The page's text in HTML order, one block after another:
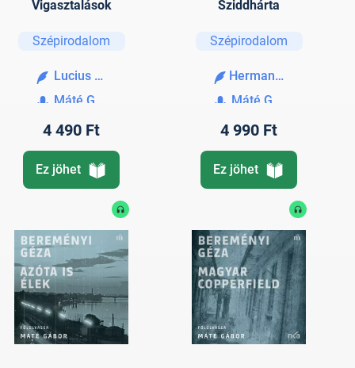
Vigasztalások
Szépirodalom
Lucius Annaeus Seneca
Máté Gábor
4 490 Ft
Ez jöhet
Sziddhárta
Szépirodalom
Hermann Hesse
Máté Gábor
4 990 Ft
Ez jöhet